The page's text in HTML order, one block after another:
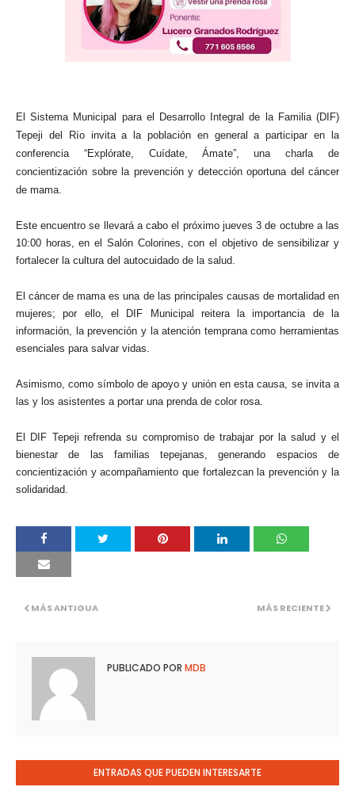
El Sistema Municipal para el Desarrollo Integral de la Familia (DIF)
Tepeji del Río invita a la población en general a participar en la
conferencia “Explórate, Cuídate, Ámate”, una charla de
concientización sobre la prevención y detección oportuna del cáncer
de mama.
Este encuentro se llevará a cabo el próximo jueves 3 de octubre a las
10:00 horas, en el Salón Colorines, con el objetivo de sensibilizar y
fortalecer la cultura del autocuidado de la salud.
El cáncer de mama es una de las principales causas de mortalidad en
mujeres; por ello, el DIF Municipal reitera la importancia de la
información, la prevención y la atención temprana como herramientas
esenciales para salvar vidas.
Asimismo, como símbolo de apoyo y unión en esta causa, se invita a
las y los asistentes a portar una prenda de color rosa.
El DIF Tepeji refrenda su compromiso de trabajar por la salud y el
bienestar de las familias tepejanas, generando espacios de
concientización y acompañamiento que fortalezcan la prevención y la
solidaridad.
MÁS RECIENTE
MÁS ANTIGUA
PUBLICADO POR MDB
ENTRADAS QUE PUEDEN INTERESARTE